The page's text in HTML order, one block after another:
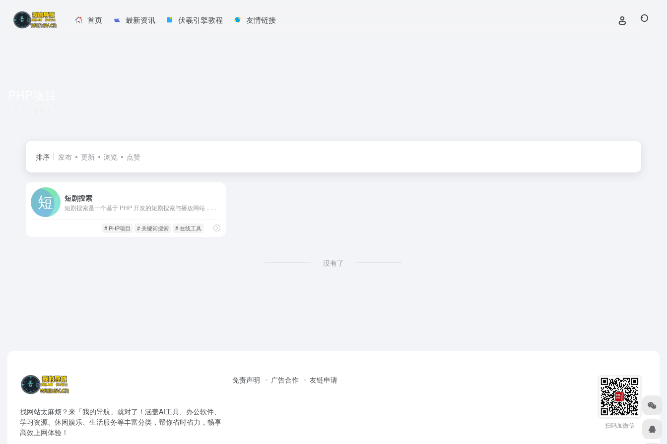
首页 最新资讯 伏羲引擎教程 友情链接
排序 发布 更新 浏览 点赞
短剧搜索
# PHP项目 # 关键词搜索 # 在线工具
没有了
找网站太麻烦？来「我的导航」就对了！涵盖AI工具、办公软件、
学习资源、休闲娱乐、生活服务等丰富分类，帮你省时省力，畅享
高效上网体验！
免责声明 广告合作 友链申请
扫码加微信